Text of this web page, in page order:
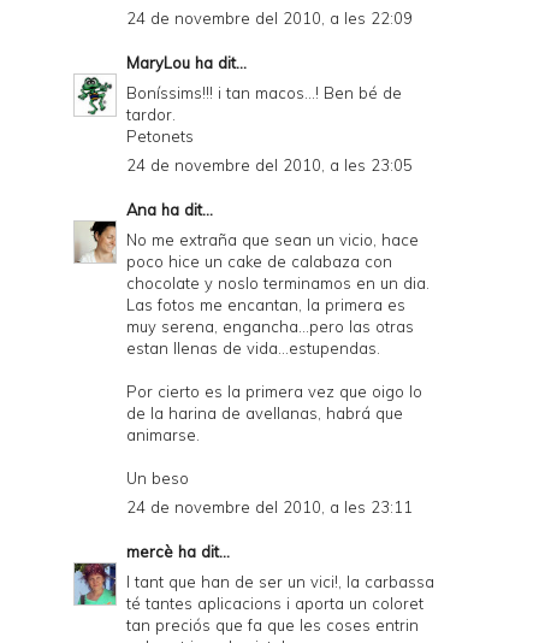
24 de novembre del 2010, a les 22:09
MaryLou ha dit...
Boníssims!!! i tan macos...! Ben bé de
tardor.
Petonets
24 de novembre del 2010, a les 23:05
Ana ha dit...
No me extraña que sean un vicio, hace
poco hice un cake de calabaza con
chocolate y noslo terminamos en un dia.
Las fotos me encantan, la primera es
muy serena, engancha...pero las otras
estan llenas de vida...estupendas.
Por cierto es la primera vez que oigo lo
de la harina de avellanas, habrá que
animarse.
Un beso
24 de novembre del 2010, a les 23:11
mercè ha dit...
I tant que han de ser un vici!, la carbassa
té tantes aplicacions i aporta un coloret
tan preciós que fa que les coses entrin